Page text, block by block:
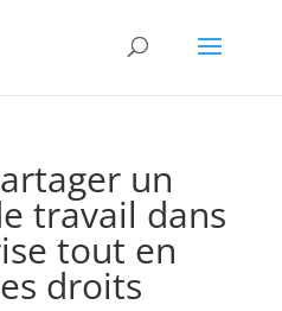
un
travail dans
tout en
droits